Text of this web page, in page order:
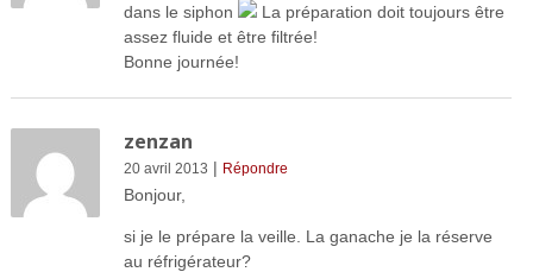
dans le siphon
La préparation doit toujours être
assez fluide et être filtrée!
Bonne journée!
zenzan
20 avril 2013 | Répondre
Bonjour,
si je le prépare la veille. La ganache je la réserve
au réfrigérateur?